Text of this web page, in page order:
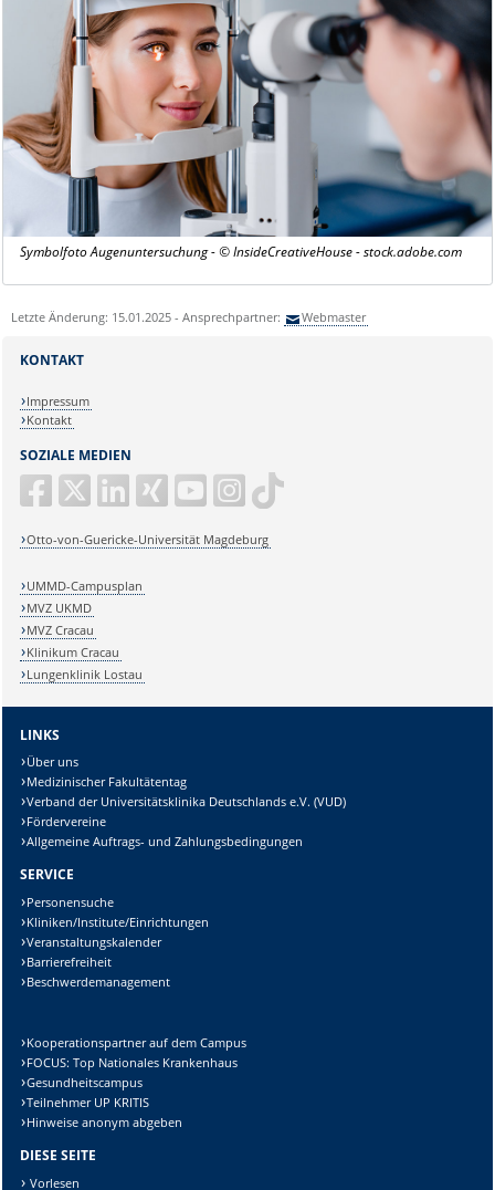
Symbolfoto Augenuntersuchung - © InsideCreativeHouse - stock.adobe.com
Letzte Änderung: 15.01.2025 - Ansprechpartner: Webmaster
SOZIALE MEDIEN
Otto-von-Guericke-Universität Magdeburg
KONTAKT
Impressum
Kontakt
UMMD-Campusplan
MVZ UKMD
MVZ Cracau
Klinikum Cracau
Lungenklinik Lostau
LINKS
Über uns
Medizinischer Fakultätentag
Verband der Universitätsklinika Deutschlands e.V. (VUD)
Fördervereine
Allgemeine Auftrags- und Zahlungsbedingungen
SERVICE
Personensuche
Kliniken/Institute/Einrichtungen
Veranstaltungskalender
Barrierefreiheit
Beschwerdemanagement
Kooperationspartner auf dem Campus
FOCUS: Top Nationales Krankenhaus
Gesundheitscampus
Teilnehmer UP KRITIS
Hinweise anonym abgeben
DIESE SEITE
Vorlesen